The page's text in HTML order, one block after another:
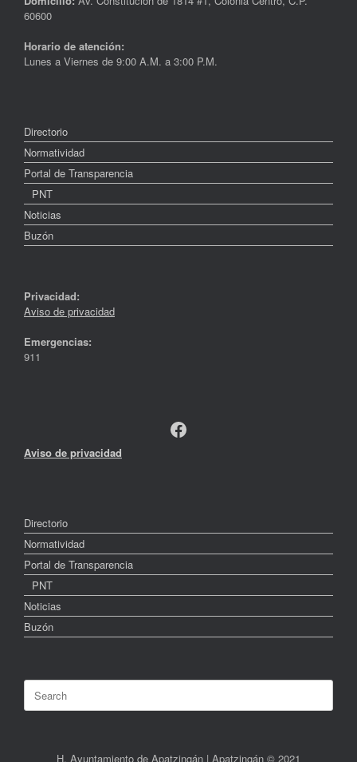
60600
Horario de atención:
Lunes a Viernes de 9:00 A.M. a 3:00 P.M.
Directorio
Normatividad
Portal de Transparencia
PNT
Noticias
Buzón
Privacidad:
Aviso de privacidad
Emergencias:
911
Facebook
Aviso de privacidad
Directorio
Normatividad
Portal de Transparencia
PNT
Noticias
Buzón
for:
H. Ayuntamiento de Apatzingán | Apatzingán © 2021